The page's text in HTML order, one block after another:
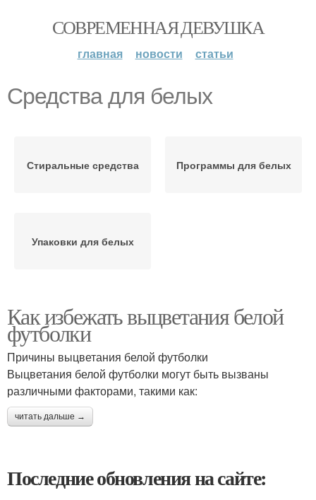
СОВРЕМЕННАЯ ДЕВУШКА
главная новости статьи
Средства для белых
Стиральные средства Программы для белых
Упаковки для белых
Как избежать выцветания белой
футболки
Причины выцветания белой футболки
Выцветания белой футболки могут быть вызваны
различными факторами, такими как:
читать дальше →
Последние обновления на сайте: